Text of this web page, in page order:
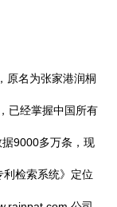
原名为张家港润桐
已经掌握中国所有
9000多万条，现
检索系统》定位